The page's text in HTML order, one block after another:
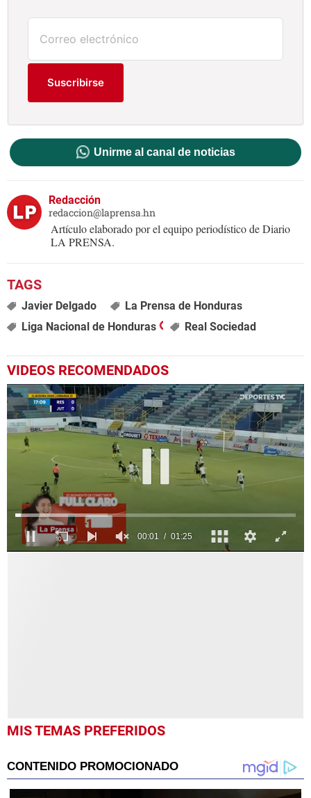
Suscribirse
Unirme al canal de noticias
Redacción
redaccion@laprensa.hn
Artículo elaborado por el equipo periodístico de Diario
LA PRENSA.
Javier Delgado
La Prensa de Honduras
Liga Nacional de Honduras
Real Sociedad
VIDEOS RECOMENDADOS
MIS TEMAS PREFERIDOS